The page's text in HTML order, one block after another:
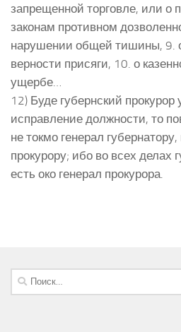
запрещенной торговле, или о
законам противном
нарушении общей тишины, 9.
верности присяги, 10. о
ущербе…
12) Буде губернский прокурор
исправление должности, то
не токмо генерал
прокурору; ибо во всех делах
есть око генерал прокурора.
Найти: